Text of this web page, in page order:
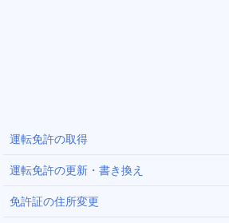
運転免許の取得
運転免許の更新・書き換え
免許証の住所変更